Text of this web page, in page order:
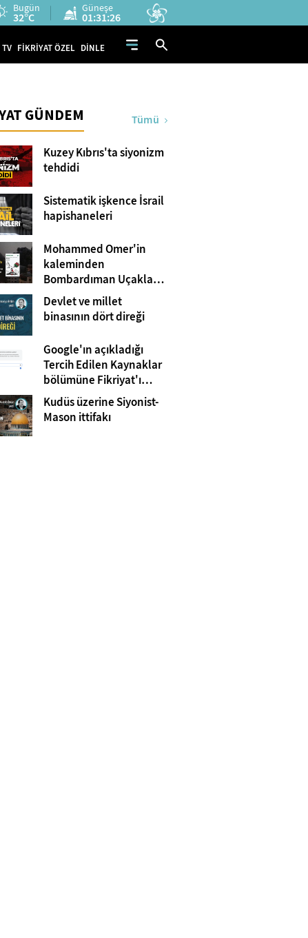
Bugün
32°C
Güneşe
01:31:25
TV FİKRİYAT ÖZEL DİNLE
GÜNDEM Tümü
Kuzey Kıbrıs'ta siyonizm
tehdidi
Sistematik işkence İsrail
hapishaneleri
Mohammed Omer'in
kaleminden
Bombardıman Uçakları
ve Tanklar Arasında
Gazze
Devlet ve millet
binasının dört direği
Google'ın açıkladığı
Tercih Edilen Kaynaklar
bölümüne Fikriyat'ı
eklemeyi unutmayın!
Kudüs üzerine Siyonist-
Mason ittifakı